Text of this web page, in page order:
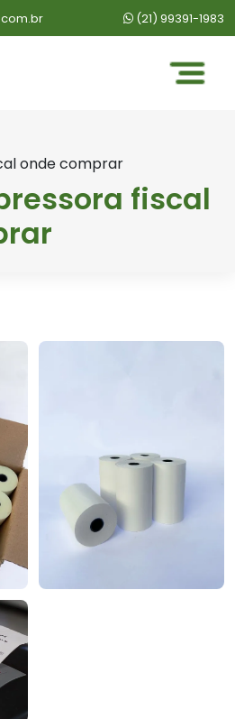
WhatsApp:
(21) 99391-1983
onde comprar
fiscal